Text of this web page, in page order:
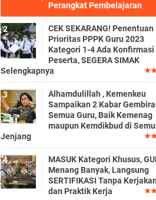
Perangkat Pembelajaran
CEK SEKARANG! Penentuan
Prioritas PPPK Guru 2023
Kategori 1-4 Ada Konfirmasi
Peserta, SEGERA SIMAK
Selengkapnya
Alhamdulillah , Kemenkeu
Sampaikan 2 Kabar
Semua Guru, Baik Kemenag
maupun Kemdikbud di
Jenjang
MASUK Kategori Khusus,
Menang Banyak, Langsung
SERTIFIKASI Tanpa
dan Praktik Kerja